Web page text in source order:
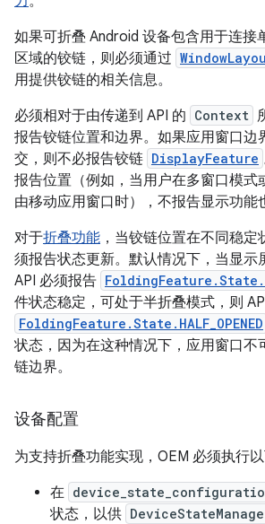
如果可折叠 Android 设备包含用于连接
区域的铰链，则必须通过
用提供铰链的相关信息。
必须相对于由传递到 API 的 Context
报告铰链位置和边界。如果应用窗口边
交，则不必报告铰链 DisplayFeature
报告位置（例如，当用户在多窗口模式
由移动应用窗口时），不报告显示功能
对于折叠功能 ，当铰链位置在不同稳
须报告状态更新。默认情况下，当显示
API 必须报告
件状态稳定，可处于半折叠模式，则
FoldingFeature.State.HALF_OPENED
状态，因为在这种情况下，应用窗口不
链边界。
设备配置
为支持折叠功能实现，OEM 必须执行以
在
状态，以供